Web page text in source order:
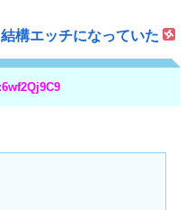
構エッチになっていた